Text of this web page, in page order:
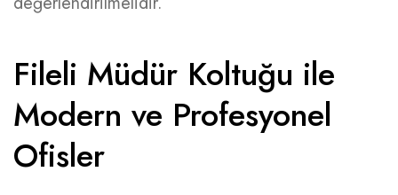
Fileli Müdür Koltuğu ile
Modern ve Profesyonel
Ofisler